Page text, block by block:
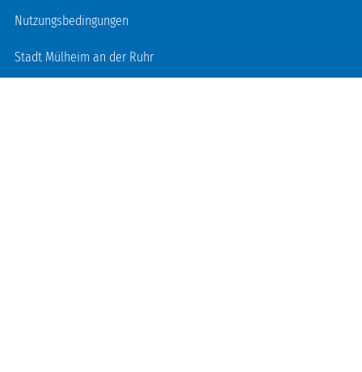
Nutzungsbedingungen
Stadt Mülheim an der Ruhr